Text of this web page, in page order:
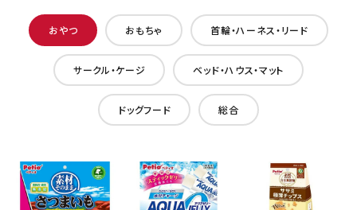
おやつ おもちゃ 首輪・ハーネス・リード
サークル・ケージ ベッド・ハウス・マット
ドッグフード 総合